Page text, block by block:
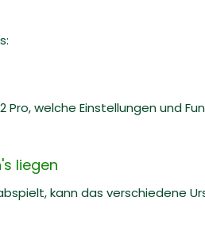
welche Einstellungen und
liegen
kann das verschiedene